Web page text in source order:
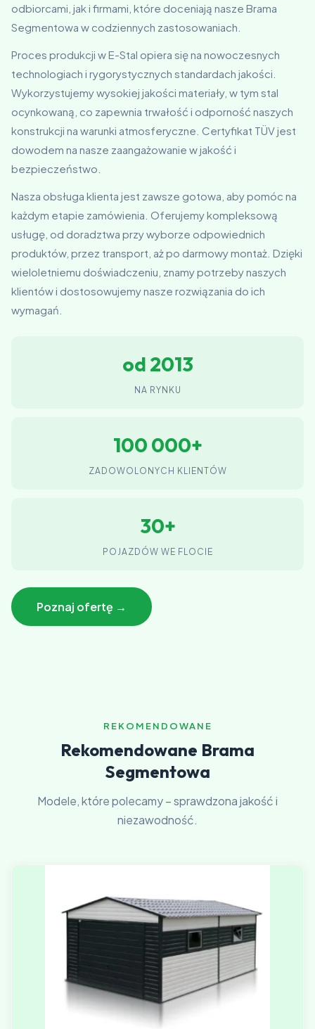
odbiorcami, jak i firmami, które doceniają nasze Brama
Segmentowa w codziennych zastosowaniach.
Proces produkcji w E-Stal opiera się na nowoczesnych
technologiach i rygorystycznych standardach jakości.
Wykorzystujemy wysokiej jakości materiały, w tym stal
ocynkowaną, co zapewnia trwałość i odporność naszych
konstrukcji na warunki atmosferyczne. Certyfikat TÜV jest
dowodem na nasze zaangażowanie w jakość i
bezpieczeństwo.
Nasza obsługa klienta jest zawsze gotowa, aby pomóc na
każdym etapie zamówienia. Oferujemy kompleksową
usługę, od doradztwa przy wyborze odpowiednich
produktów, przez transport, aż po darmowy montaż. Dzięki
wieloletniemu doświadczeniu, znamy potrzeby naszych
klientów i dostosowujemy nasze rozwiązania do ich
wymagań.
od 2013
NA RYNKU
100 000+
ZADOWOLONYCH KLIENTÓW
30+
POJAZDÓW WE FLOCIE
Poznaj ofertę →
REKOMENDOWANE
Rekomendowane Brama
Segmentowa
Modele, które polecamy – sprawdzona jakość i
niezawodność.